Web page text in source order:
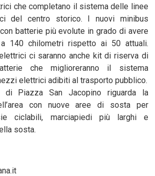
che completano il sistema delle linee
del centro storico. I nuovi minibus
batterie più evolute in grado di avere
a 140 chilometri rispetto ai 50 attuali.
ci saranno anche kit di riserva di
che miglioreranno il sistema
elettrici adibiti al trasporto pubblico.
Piazza San Jacopino riguarda la
con nuove aree di sosta per
ciclabili, marciapiedi più larghi e
sosta.